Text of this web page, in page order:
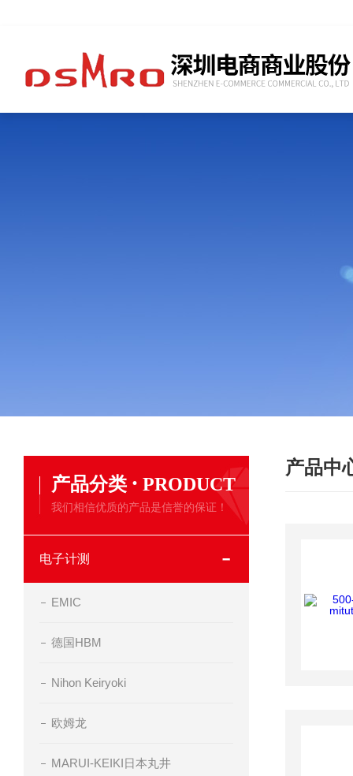
产品分类 · PRODUCT
我们相信优质的产品是信誉的保证！
电子计测
EMIC
德国HBM
Nihon Keiryoki
欧姆龙
MARUI-KEIKI日本丸井
产品中